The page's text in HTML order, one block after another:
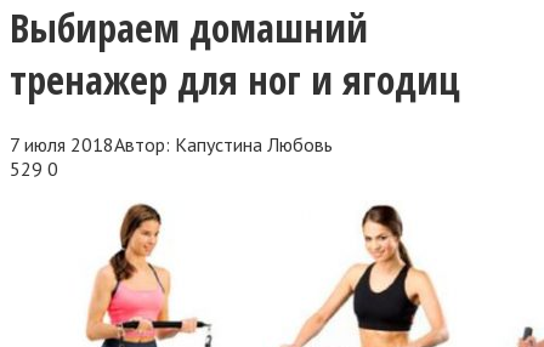
Выбираем домашний
тренажер для ног и ягодиц
7 июля 2018Автор: Капустина Любовь
529 0